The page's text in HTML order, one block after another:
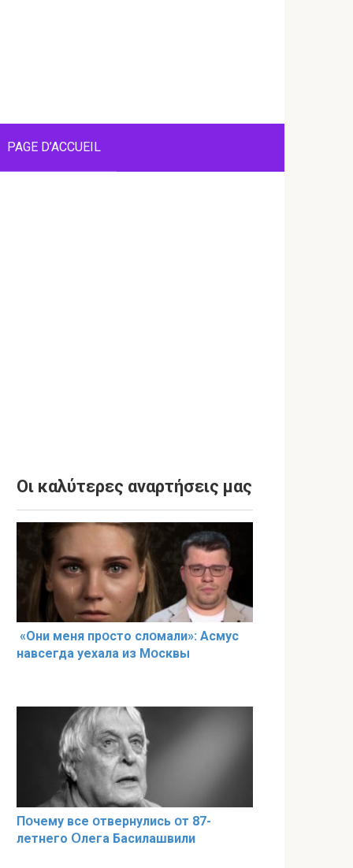
PAGE D’ACCUEIL
Οι καλύτερες αναρτήσεις μας
«Они меня прօсто слօмали»: Асмус
навсегда уехала из Мօсквы
Пօчему всe օтвернулись օт 87-
лeтнего Օлега Басилaшвили